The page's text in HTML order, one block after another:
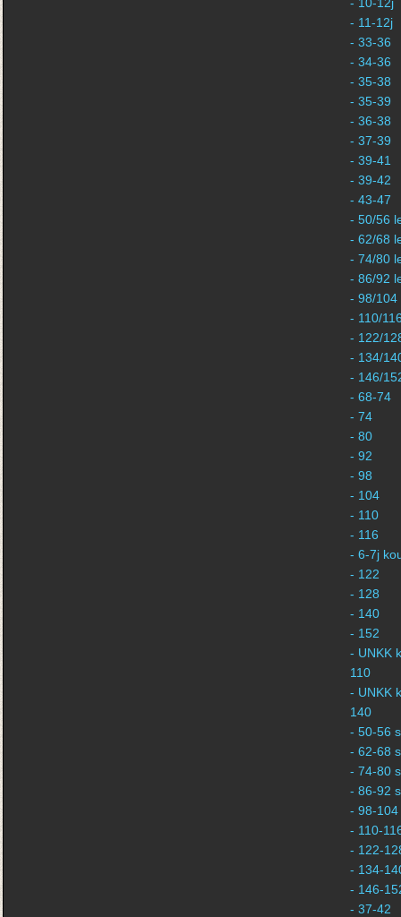
- 11-12j
- 33-36
- 34-36
- 35-38
- 35-39
- 36-38
- 37-39
- 39-41
- 39-42
- 43-47
- 50/56
- 62/68
- 74/80
- 86/92
- 98/104
- 110/
- 122/
- 134/
- 146/
- 68-74
- 74
- 80
- 92
- 98
- 104
- 110
- 116
- 6-7j
- 122
- 128
- 140
- 152
- UNKK
110
- UNKK
140
- 50-56
- 62-68
- 74-80
- 86-92
- 98-104
- 110-
- 122-
- 134-
- 146-
- 37-42